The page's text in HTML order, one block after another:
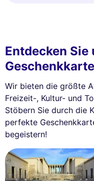
Entdecken Sie
Wir bieten die größte
Freizeit-, Kultur- und
Stöbern Sie durch die
perfekte
begeistern!